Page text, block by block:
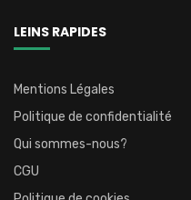
LEINS RAPIDES
Mentions Légales
Politique de confidentialité
Qui sommes-nous?
CGU